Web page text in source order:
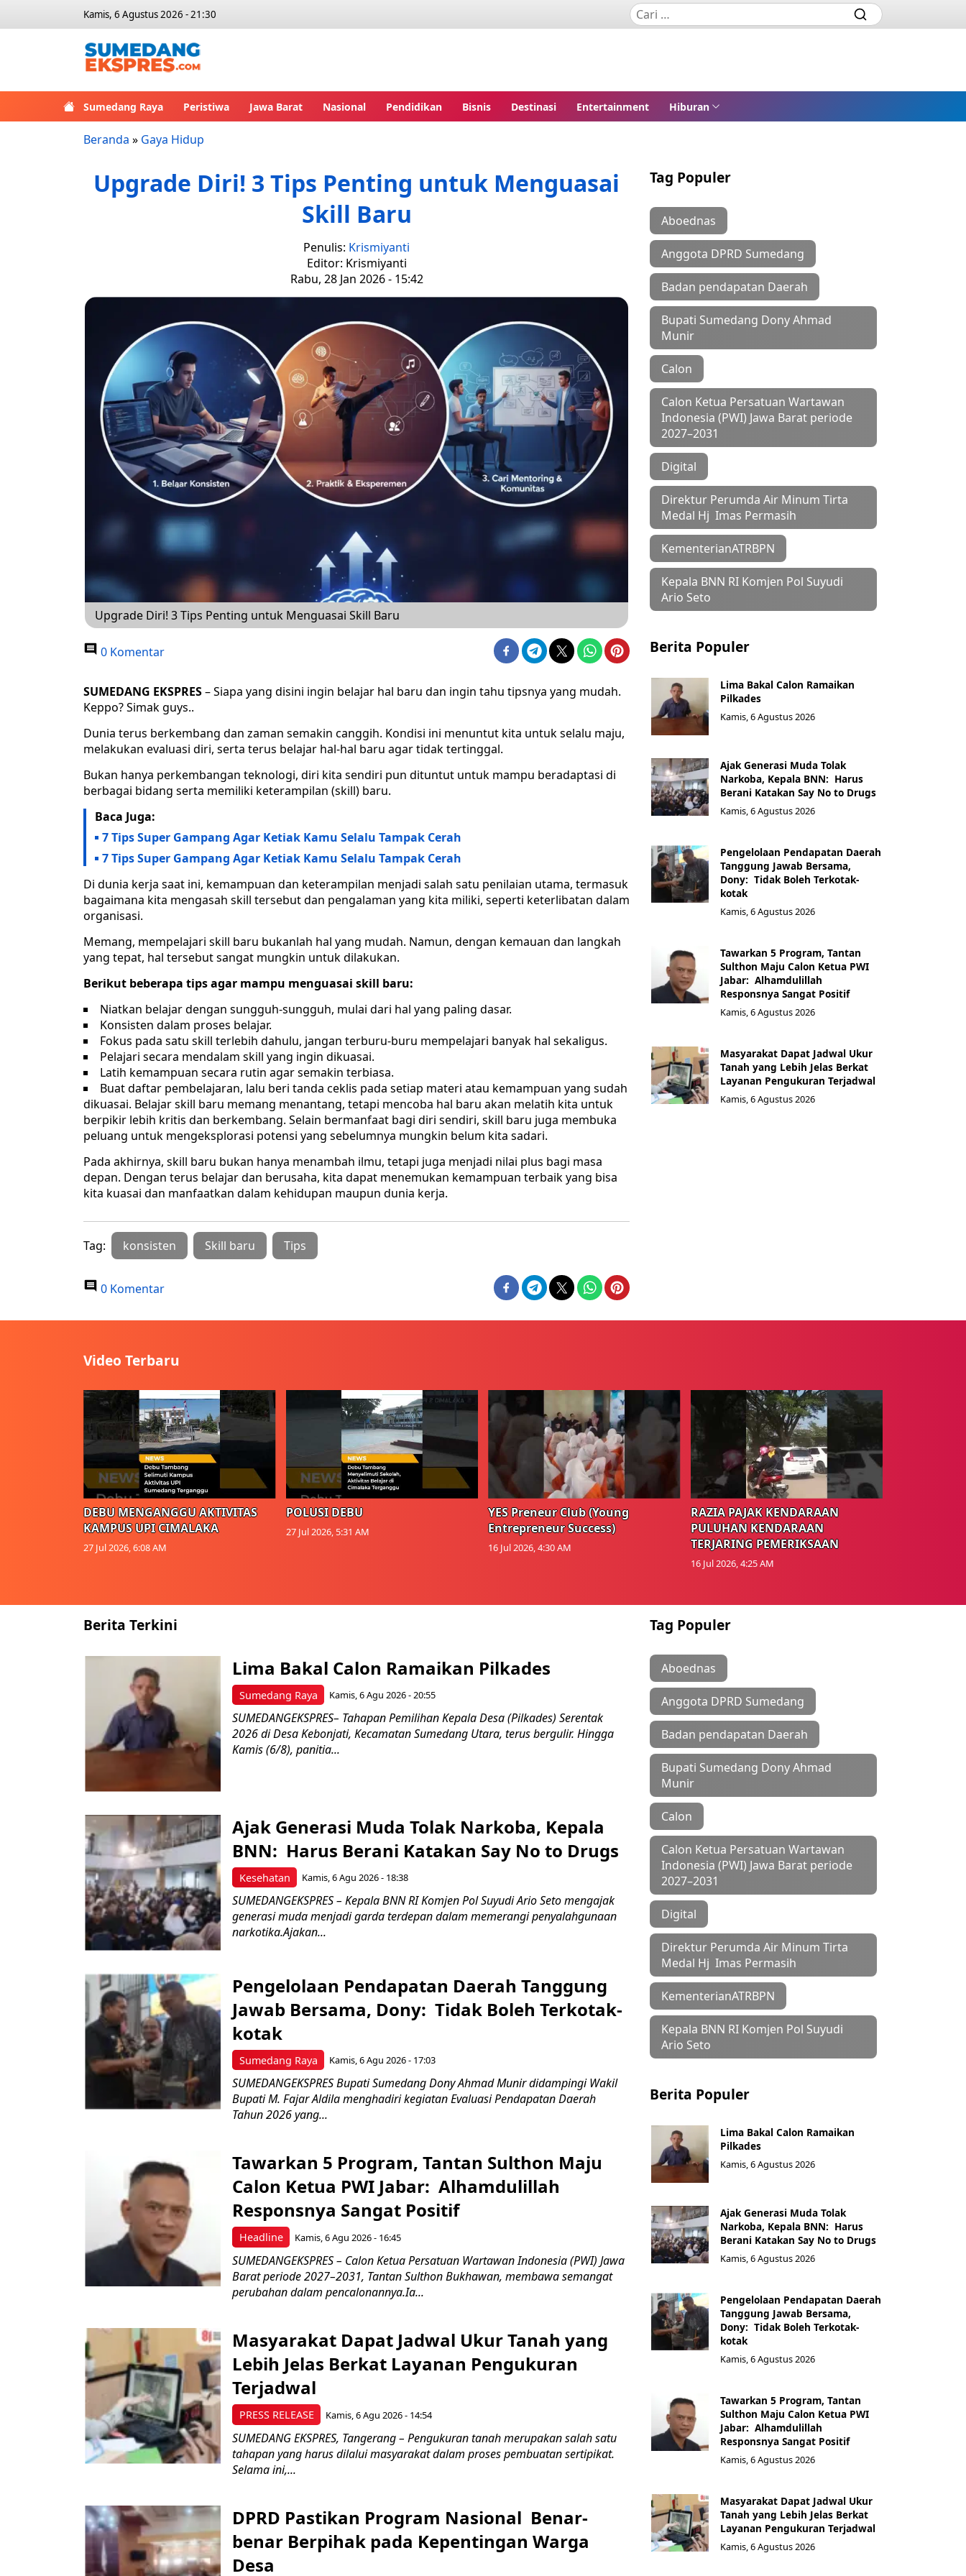
Kamis, 6 Agustus 2026 - 21:30
Sumedang Raya Peristiwa Jawa Barat Nasional Pendidikan Bisnis Destinasi Entertainment Hiburan
Beranda » Gaya Hidup
Upgrade Diri! 3 Tips Penting untuk Menguasai
Skill Baru
Penulis: Krismiyanti
Editor: Krismiyanti
Rabu, 28 Jan 2026 - 15:42
Upgrade Diri! 3 Tips Penting untuk Menguasai Skill Baru
0 Komentar
SUMEDANG EKSPRES– Siapa yang disini ingin belajar hal baru dan ingin tahu tipsnya yang mudah.
Keppo? Simak guys..
Dunia terus berkembang dan zaman semakin canggih. Kondisi ini menuntut kita untuk selalu maju,
melakukan evaluasi diri, serta terus belajar hal-hal baru agar tidak tertinggal.
Bukan hanya perkembangan teknologi, diri kita sendiri pun dituntut untuk mampu beradaptasi di
berbagai bidang serta memiliki keterampilan (skill) baru.
Baca Juga:
7 Tips Super Gampang Agar Ketiak Kamu Selalu Tampak Cerah
7 Tips Super Gampang Agar Ketiak Kamu Selalu Tampak Cerah
Di dunia kerja saat ini, kemampuan dan keterampilan menjadi salah satu penilaian utama, termasuk
bagaimana kita mengasah skill tersebut dan pengalaman yang kita miliki, seperti keterlibatan dalam
organisasi.
Memang, mempelajari skill baru bukanlah hal yang mudah. Namun, dengan kemauan dan langkah
yang tepat, hal tersebut sangat mungkin untuk dilakukan.
Berikut beberapa tips agar mampu menguasai skill baru:
Niatkan belajar dengan sungguh-sungguh, mulai dari hal yang paling dasar.
Konsisten dalam proses belajar.
Fokus pada satu skill terlebih dahulu, jangan terburu-buru mempelajari banyak hal sekaligus.
Pelajari secara mendalam skill yang ingin dikuasai.
Latih kemampuan secara rutin agar semakin terbiasa.
Buat daftar pembelajaran, lalu beri tanda ceklis pada setiap materi atau kemampuan yang sudah
dikuasai. Belajar skill baru memang menantang, tetapi mencoba hal baru akan melatih kita untuk
berpikir lebih kritis dan berkembang. Selain bermanfaat bagi diri sendiri, skill baru juga membuka
peluang untuk mengeksplorasi potensi yang sebelumnya mungkin belum kita sadari.
Pada akhirnya, skill baru bukan hanya menambah ilmu, tetapi juga menjadi nilai plus bagi masa
depan. Dengan terus belajar dan berusaha, kita dapat menemukan kemampuan terbaik yang bisa
kita kuasai dan manfaatkan dalam kehidupan maupun dunia kerja.
Tag: konsisten Skill baru Tips
0 Komentar
Tag Populer
Aboednas
Anggota DPRD Sumedang
Badan pendapatan Daerah
Bupati Sumedang Dony Ahmad
Munir
Calon
Calon Ketua Persatuan Wartawan
Indonesia (PWI) Jawa Barat periode
2027–2031
Digital
Direktur Perumda Air Minum Tirta
Medal Hj Imas Permasih
KementerianATRBPN
Kepala BNN RI Komjen Pol Suyudi
Ario Seto
Berita Populer
Lima Bakal Calon Ramaikan
Pilkades
Kamis, 6 Agustus 2026
Ajak Generasi Muda Tolak
Narkoba, Kepala BNN: Harus
Berani Katakan Say No to Drugs
Kamis, 6 Agustus 2026
Pengelolaan Pendapatan Daerah
Tanggung Jawab Bersama,
Dony: Tidak Boleh Terkotak-
kotak
Kamis, 6 Agustus 2026
Tawarkan 5 Program, Tantan
Sulthon Maju Calon Ketua PWI
Jabar: Alhamdulillah
Responsnya Sangat Positif
Kamis, 6 Agustus 2026
Masyarakat Dapat Jadwal Ukur
Tanah yang Lebih Jelas Berkat
Layanan Pengukuran Terjadwal
Kamis, 6 Agustus 2026
Video Terbaru
DEBU MENGANGGU AKTIVITAS
KAMPUS UPI CIMALAKA
27 Jul 2026, 6:08 AM
POLUSI DEBU
27 Jul 2026, 5:31 AM
YES Preneur Club (Young
Entrepreneur Success)
16 Jul 2026, 4:30 AM
RAZIA PAJAK KENDARAAN
PULUHAN KENDARAAN
TERJARING PEMERIKSAAN
16 Jul 2026, 4:25 AM
Berita Terkini
Sumedang Raya
Lima Bakal Calon Ramaikan Pilkades
Kamis, 6 Agu 2026 - 20:55
SUMEDANGEKSPRES– Tahapan Pemilihan Kepala Desa (Pilkades) Serentak
2026 di Desa Kebonjati, Kecamatan Sumedang Utara, terus bergulir. Hingga
Kamis (6/8), panitia...
Kesehatan
Ajak Generasi Muda Tolak Narkoba, Kepala
BNN: Harus Berani Katakan Say No to Drugs
Kamis, 6 Agu 2026 - 18:38
SUMEDANGEKSPRES – Kepala BNN RI Komjen Pol Suyudi Ario Seto mengajak
generasi muda menjadi garda terdepan dalam memerangi penyalahgunaan
narkotika.Ajakan...
Sumedang Raya
Pengelolaan Pendapatan Daerah Tanggung
Jawab Bersama, Dony: Tidak Boleh Terkotak-
kotak
Kamis, 6 Agu 2026 - 17:03
SUMEDANGEKSPRES Bupati Sumedang Dony Ahmad Munir didampingi Wakil
Bupati M. Fajar Aldila menghadiri kegiatan Evaluasi Pendapatan Daerah
Tahun 2026 yang...
Headline
Tawarkan 5 Program, Tantan Sulthon Maju
Calon Ketua PWI Jabar: Alhamdulillah
Responsnya Sangat Positif
Kamis, 6 Agu 2026 - 16:45
SUMEDANGEKSPRES – Calon Ketua Persatuan Wartawan Indonesia (PWI) Jawa
Barat periode 2027–2031, Tantan Sulthon Bukhawan, membawa semangat
perubahan dalam pencalonannya.Ia...
PRESS RELEASE
Masyarakat Dapat Jadwal Ukur Tanah yang
Lebih Jelas Berkat Layanan Pengukuran
Terjadwal
Kamis, 6 Agu 2026 - 14:54
SUMEDANG EKSPRES, Tangerang – Pengukuran tanah merupakan salah satu
tahapan yang harus dilalui masyarakat dalam proses pembuatan sertipikat.
Selama ini,...
DPRD Pastikan Program Nasional Benar-
benar Berpihak pada Kepentingan Warga
Desa
Tag Populer
Aboednas
Anggota DPRD Sumedang
Badan pendapatan Daerah
Bupati Sumedang Dony Ahmad
Munir
Calon
Calon Ketua Persatuan Wartawan
Indonesia (PWI) Jawa Barat periode
2027–2031
Digital
Direktur Perumda Air Minum Tirta
Medal Hj Imas Permasih
KementerianATRBPN
Kepala BNN RI Komjen Pol Suyudi
Ario Seto
Berita Populer
Lima Bakal Calon Ramaikan
Pilkades
Kamis, 6 Agustus 2026
Ajak Generasi Muda Tolak
Narkoba, Kepala BNN: Harus
Berani Katakan Say No to Drugs
Kamis, 6 Agustus 2026
Pengelolaan Pendapatan Daerah
Tanggung Jawab Bersama,
Dony: Tidak Boleh Terkotak-
kotak
Kamis, 6 Agustus 2026
Tawarkan 5 Program, Tantan
Sulthon Maju Calon Ketua PWI
Jabar: Alhamdulillah
Responsnya Sangat Positif
Kamis, 6 Agustus 2026
Masyarakat Dapat Jadwal Ukur
Tanah yang Lebih Jelas Berkat
Layanan Pengukuran Terjadwal
Kamis, 6 Agustus 2026